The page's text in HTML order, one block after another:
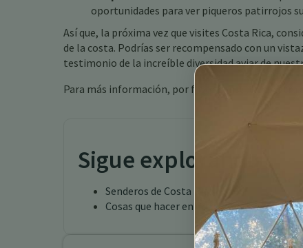
oportunidades para ver piqueros patirrojos
Así que, la próxima vez que visites Costa Rica,
de la costa. Podrías ser recompensado con un
testimonio de la increíble diversidad aviar de
Para más información, por favor consulta nuestra
Sigue explorando
Senderos de Costa Rica
Cosas que hacer en Costa Rica